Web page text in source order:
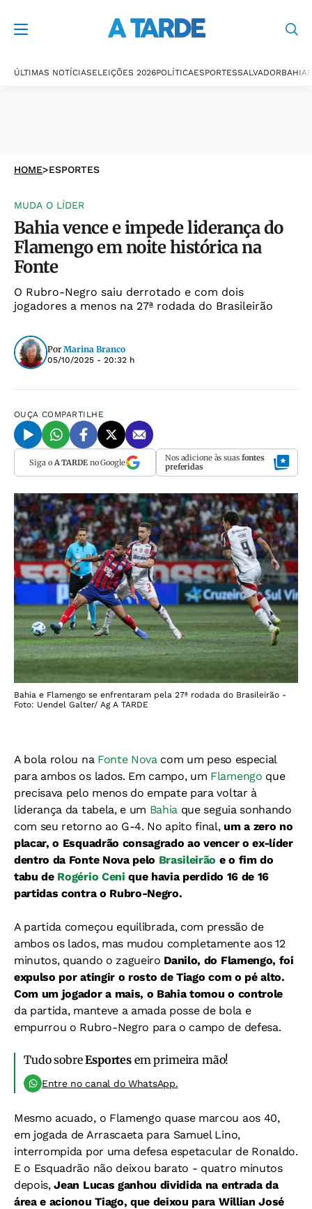
ÚLTIMAS NOTÍCIASELEIÇÕES 2026POLÍTICAESPORTESSALVADORBAHIA
HOME>ESPORTES
MUDA O LÍDER
Bahia vence e impede liderança do
Flamengo em noite histórica na
Fonte
O Rubro-Negro saiu derrotado e com dois
jogadores a menos na 27ª rodada do Brasileirão
Por Marina Branco
05/10/2025 - 20:32 h
OUÇA COMPARTILHE
Siga o A TARDEno Google Nos adicione às suas fontes
preferidas
Bahia e Flamengo se enfrentaram pela 27ª rodada do Brasileirão -
Foto: Uendel Galter/ Ag A TARDE
A bola rolou na Fonte Novacom um peso especial
para ambos os lados. Em campo, um Flamengo que
precisava pelo menos do empate para voltar à
liderança da tabela, e um Bahia que seguia sonhando
com seu retorno ao G-4. No apito final, um a zero no
placar, o Esquadrão consagrado ao vencer o ex-líder
dentro da Fonte Nova pelo Brasileirão e o fim do
tabu de Rogério Ceni que havia perdido 16 de 16
partidas contra o Rubro-Negro.
A partida começou equilibrada, com pressão de
ambos os lados, masmudou completamente aos 12
minutos, quando o zagueiro Danilo, do Flamengo, foi
expulso por atingir o rosto de Tiago com o pé alto.
Com um jogador a mais, o Bahia tomou o controle
da partida, manteve a amada posse de bola e
empurrou o Rubro-Negro para o campo de defesa.
Tudo sobreEsportesem primeira mão!
Entre no canal do WhatsApp.
Mesmo acuado, o Flamengo quase marcou aos 40,
em jogada de Arrascaeta para Samuel Lino,
interrompida por uma defesa espetacular de Ronaldo.
E o Esquadrão não deixou barato - quatro minutos
depois,Jean Lucas ganhou dividida na entrada da
área e acionou Tiago, que deixou para Willian José